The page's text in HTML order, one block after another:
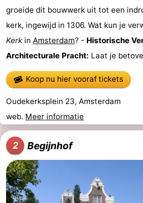
Musea
-
Kerken
-
-
Rondvaarten
-
Experiences
Dorpen
&
Rondleidingen
groeide dit bouwwerk uit tot een
kerk, ingewijd in 1306. Wat kun je
Kerk in Amsterdam? - Historische
Architecturale Pracht: Laat je
Koop nu hier vooraf tickets
Oudekerksplein 23, Amsterdam
web. Meer informatie
2 Begijnhof